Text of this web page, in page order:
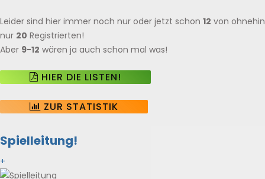
Leider sind hier immer noch nur oder jetzt schon 12 von ohnehin
nur 20 Registrierten!
Aber 9-12 wären ja auch schon mal was!
HIER DIE LISTEN!
ZUR STATISTIK
Spielleitung!
+